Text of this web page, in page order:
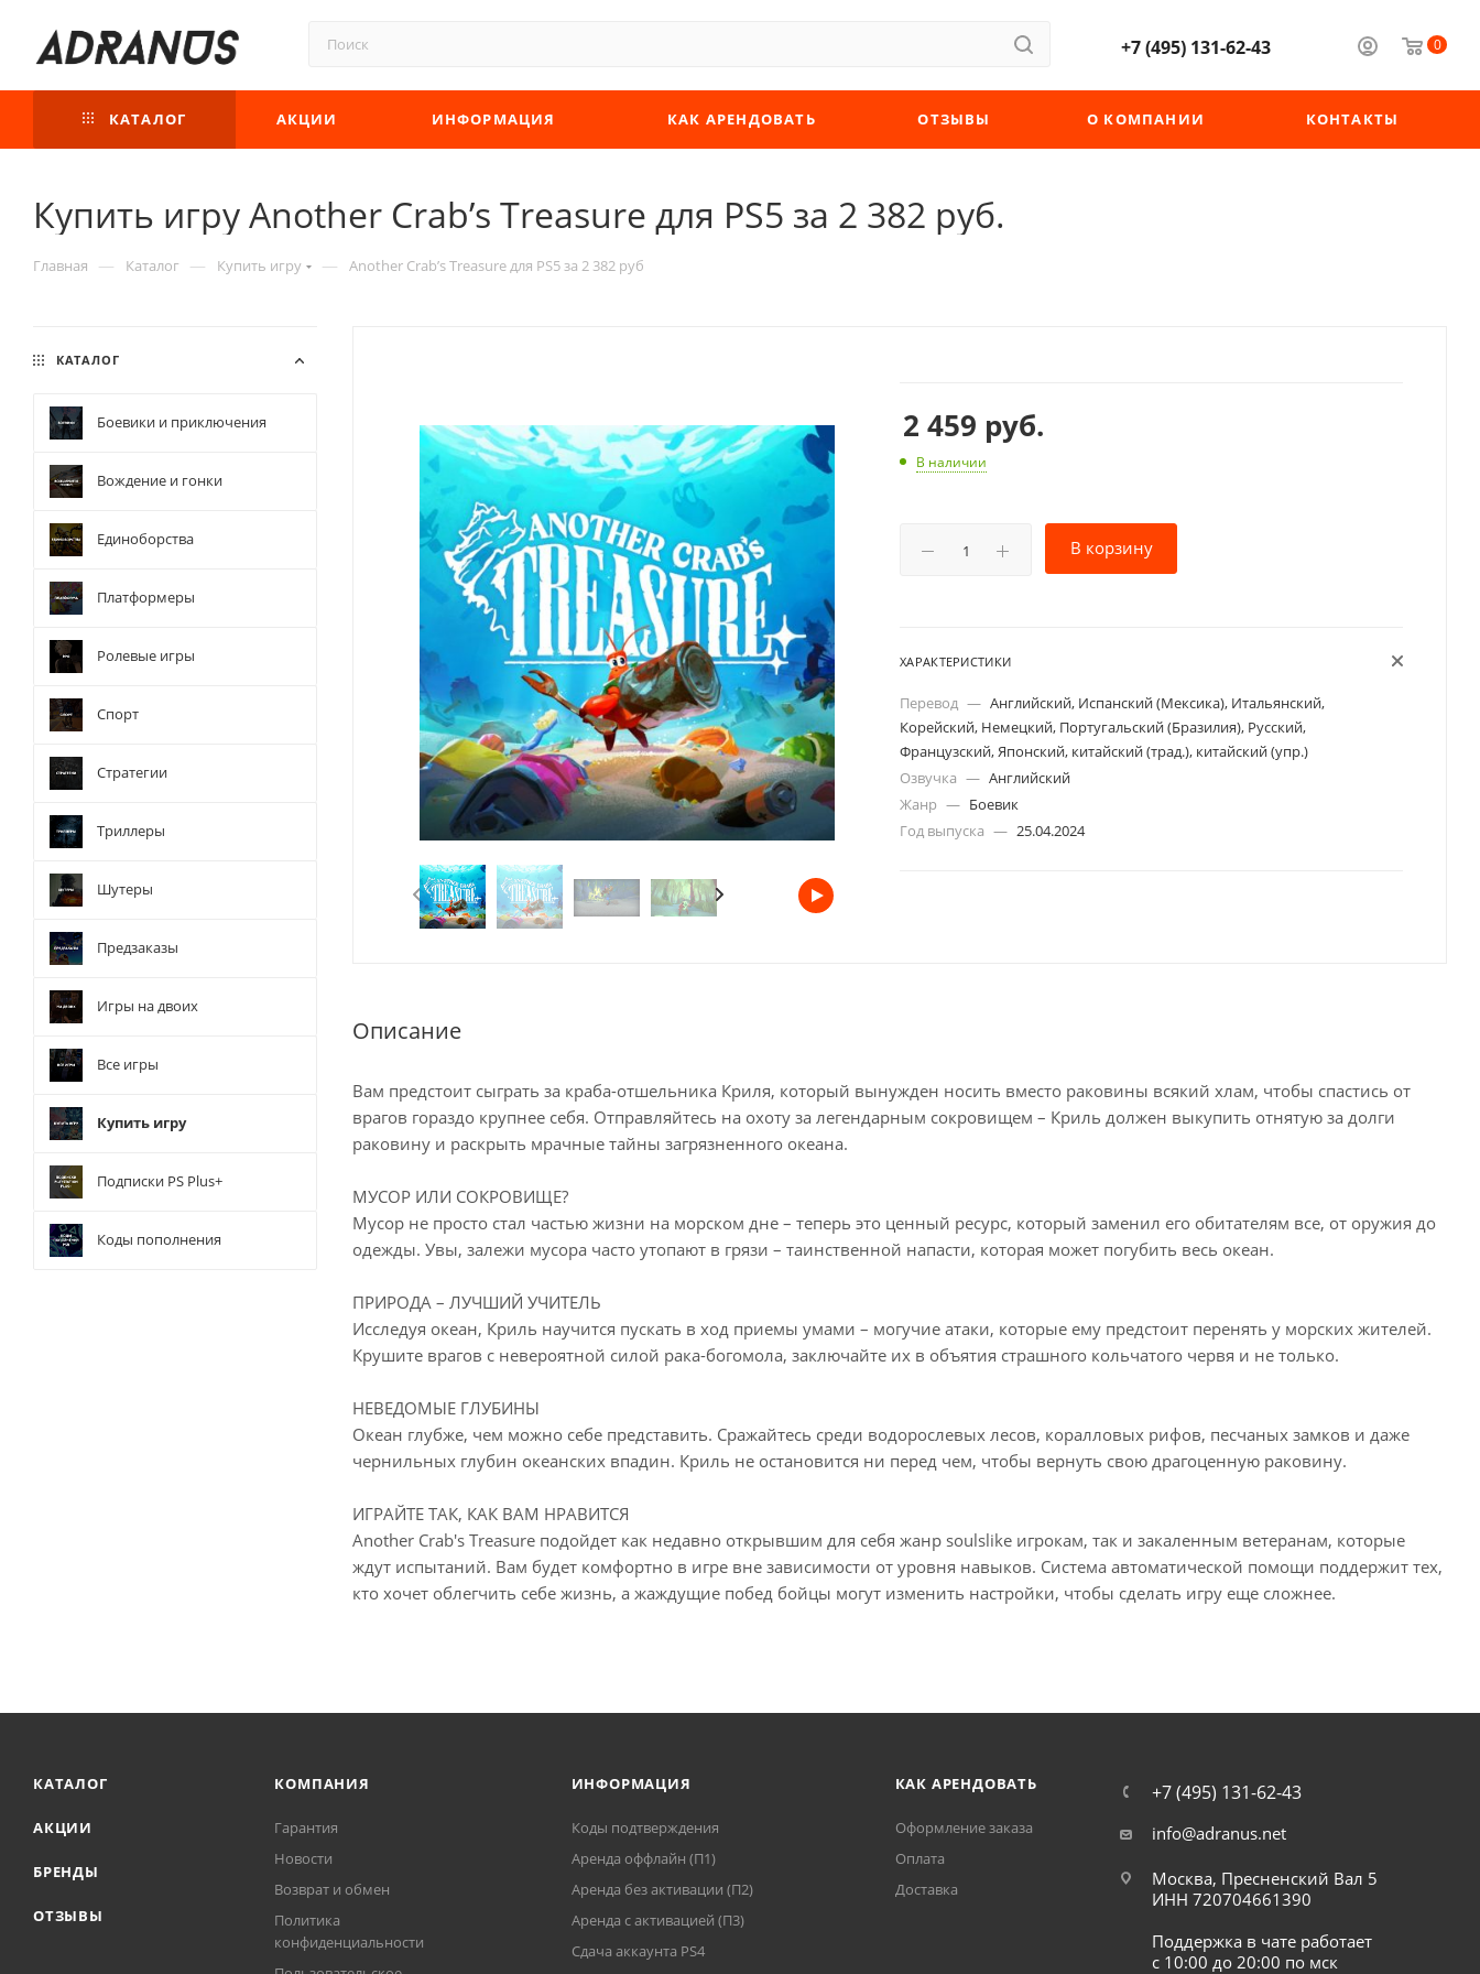
0
+7 (495) 131-62-43
КАТАЛОГ АКЦИИ ИНФОРМАЦИЯ КАК АРЕНДОВАТЬ ОТЗЫВЫ О КОМПАНИИ КОНТАКТЫ
Купить игру Another Crab’s Treasure для PS5 за 2 382 руб.
Главная — Каталог — Купить игру — Another Crab’s Treasure для PS5 за 2 382 руб
2 459 руб.
В наличии
В корзину
ХАРАКТЕРИСТИКИ
Перевод — Английский, Испанский (Мексика), Итальянский,
Корейский, Немецкий, Португальский (Бразилия), Русский,
Французский, Японский, китайский (трад.), китайский (упр.)
Озвучка — Английский
Жанр — Боевик
Год выпуска — 25.04.2024
Описание
Вам предстоит сыграть за краба-отшельника Криля, который вынужден носить вместо раковины всякий хлам, чтобы спастись от
врагов гораздо крупнее себя. Отправляйтесь на охоту за легендарным сокровищем – Криль должен выкупить отнятую за долги
раковину и раскрыть мрачные тайны загрязненного океана.
МУСОР ИЛИ СОКРОВИЩЕ?
Мусор не просто стал частью жизни на морском дне – теперь это ценный ресурс, который заменил его обитателям все, от оружия до
одежды. Увы, залежи мусора часто утопают в грязи – таинственной напасти, которая может погубить весь океан.
ПРИРОДА – ЛУЧШИЙ УЧИТЕЛЬ
Исследуя океан, Криль научится пускать в ход приемы умами – могучие атаки, которые ему предстоит перенять у морских жителей.
Крушите врагов с невероятной силой рака-богомола, заключайте их в объятия страшного кольчатого червя и не только.
НЕВЕДОМЫЕ ГЛУБИНЫ
Океан глубже, чем можно себе представить. Сражайтесь среди водорослевых лесов, коралловых рифов, песчаных замков и даже
чернильных глубин океанских впадин. Криль не остановится ни перед чем, чтобы вернуть свою драгоценную раковину.
ИГРАЙТЕ ТАК, КАК ВАМ НРАВИТСЯ
Another Crab's Treasure подойдет как недавно открывшим для себя жанр soulslike игрокам, так и закаленным ветеранам, которые
ждут испытаний. Вам будет комфортно в игре вне зависимости от уровня навыков. Система автоматической помощи поддержит тех,
кто хочет облегчить себе жизнь, а жаждущие побед бойцы могут изменить настройки, чтобы сделать игру еще сложнее.
КАТАЛОГ
Боевики и приключения
Вождение и гонки
Единоборства
Платформеры
Ролевые игры
Спорт
Стратегии
Триллеры
Шутеры
Предзаказы
Игры на двоих
Все игры
Купить игру
Подписки PS Plus+
Коды пополнения
КАТАЛОГ
АКЦИИ
БРЕНДЫ
ОТЗЫВЫ
КОМПАНИЯ
Гарантия
Новости
Возврат и обмен
Политика
конфиденциальности
ИНФОРМАЦИЯ
Коды подтверждения
Аренда оффлайн (П1)
Аренда без активации (П2)
Аренда с активацией (П3)
Сдача аккаунта PS4
КАК АРЕНДОВАТЬ
Оформление заказа
Оплата
Доставка
+7 (495) 131-62-43
info@adranus.net
Москва, Пресненский Вал 5
ИНН 720704661390
Поддержка в чате работает
с 10:00 до 20:00 по мск